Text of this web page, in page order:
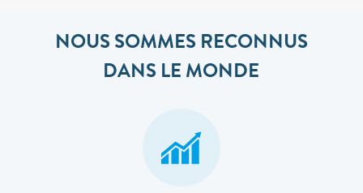
NOUS SOMMES RECONNUS
DANS LE MONDE